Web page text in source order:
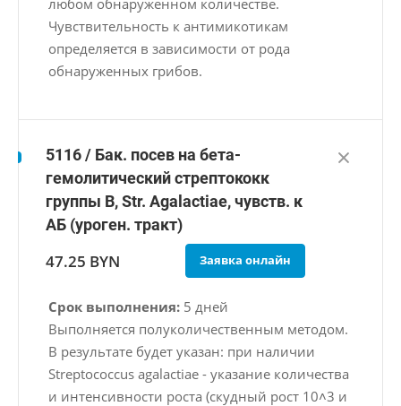
любом обнаруженном количестве.
Чувствительность к антимикотикам
определяется в зависимости от рода
обнаруженных грибов.
5116 / Бак. посев на бета-
гемолитический стрептококк
группы B, Str. Agalactiae, чувств. к
АБ (уроген. тракт)
47.25 BYN Заявка онлайн
Срок выполнения: 5 дней
Выполняется полуколичественным методом.
В результате будет указан: при наличии
Streptococcus agalactiae - указание количества
и интенсивности роста (скудный рост 10˄3 и